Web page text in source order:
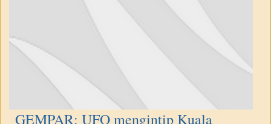
GEMPAR: UFO mengintip Kuala